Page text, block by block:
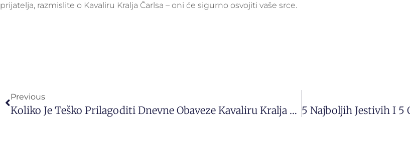
prijatelja, razmislite o Kavaliru Kralja Čarlsa – oni će sigurno osvojiti vaše srce.
Previous
Koliko Je Teško Prilagoditi Dnevne Obaveze Kavaliru Kralja Čarlsa?